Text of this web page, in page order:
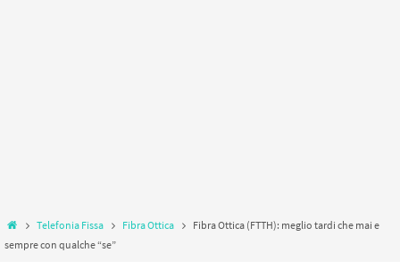
HomeTelefonia Fissa Fibra Ottica
Fibra Ottica (FTTH): meglio tardi che mai e
sempre con qualche “se”